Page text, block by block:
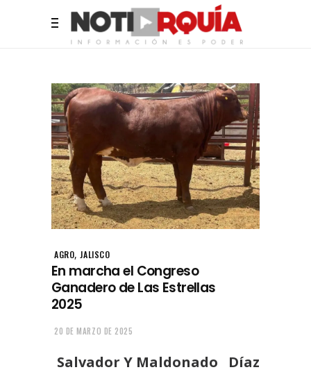
AGRO,JALISCO
En marcha el Congreso
Ganadero de Las Estrellas
2025
20 DE MARZO DE 2025
Salvador Y Maldonado Díaz